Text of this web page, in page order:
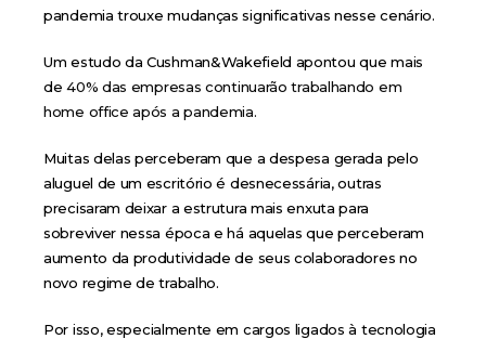
pandemia trouxe mudanças significativas nesse cenário.
Um estudo da Cushman&Wakefield apontou que mais
de 40% das empresas continuarão trabalhando em
home office após a pandemia.
Muitas delas perceberam que a despesa gerada pelo
aluguel de um escritório é desnecessária, outras
precisaram deixar a estrutura mais enxuta para
sobreviver nessa época e há aquelas que perceberam
aumento da produtividade de seus colaboradores no
novo regime de trabalho.
Por isso, especialmente em cargos ligados à tecnologia